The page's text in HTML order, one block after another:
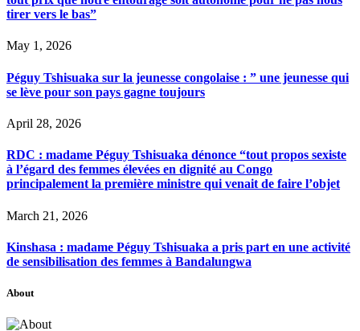
tirer vers le bas”
May 1, 2026
Péguy Tshisuaka sur la jeunesse congolaise : ” une jeunesse qui
se lève pour son pays gagne toujours
April 28, 2026
RDC : madame Péguy Tshisuaka dénonce “tout propos sexiste
à l’égard des femmes élevées en dignité au Congo
principalement la première ministre qui venait de faire l’objet
March 21, 2026
Kinshasa : madame Péguy Tshisuaka a pris part en une activité
de sensibilisation des femmes à Bandalungwa
About